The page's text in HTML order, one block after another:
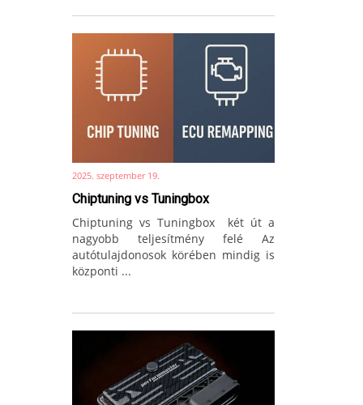
2025. szeptember 19.
Chiptuning vs Tuningbox
Chiptuning vs Tuningbox két út a
nagyobb teljesítmény felé Az
autótulajdonosok körében mindig is
központi ...